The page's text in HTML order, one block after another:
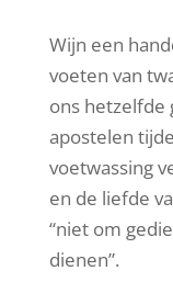
Wijn een
voeten van
ons hetzelfde
apostelen
voetwassing
en de liefde
“niet om
dienen”.